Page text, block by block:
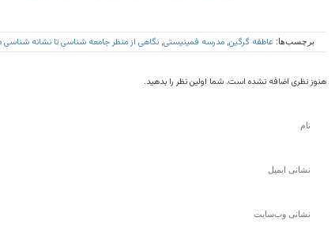
برچسب‌ها: عاطفه گرگین مدرسه فمینیستی نگاهی از منظر جامعه شناسی تا نشانه شناسی
هنوز نظری اضافه نشده است. شما اولین نظر را بدهید.